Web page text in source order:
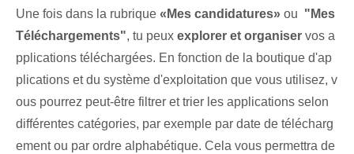
Une fois dans la rubrique «Mes ⁤candidatures» ⁤ou ⁢ "Mes
Téléchargements", tu peux explorer et organiser vos a
pplications téléchargées. En fonction de la boutique d'ap
plications et du système d'exploitation que vous utilisez, v
ous pourrez peut-être filtrer et trier les applications selon
différentes catégories, par exemple par date de télécharg
ement ou par ordre alphabétique. Cela vous permettra de